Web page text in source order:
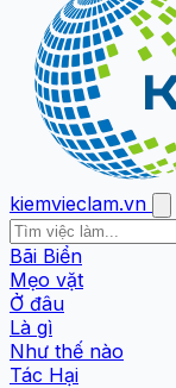
kiemvieclam.vn
Bãi Biển
Mẹo vặt
Ở đâu
Là gì
Như thế nào
Tác Hại